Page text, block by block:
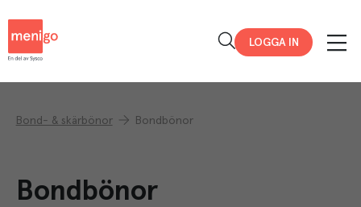
LOGGA IN
Bond- & skärbönor Bondbönor
Bondbönor